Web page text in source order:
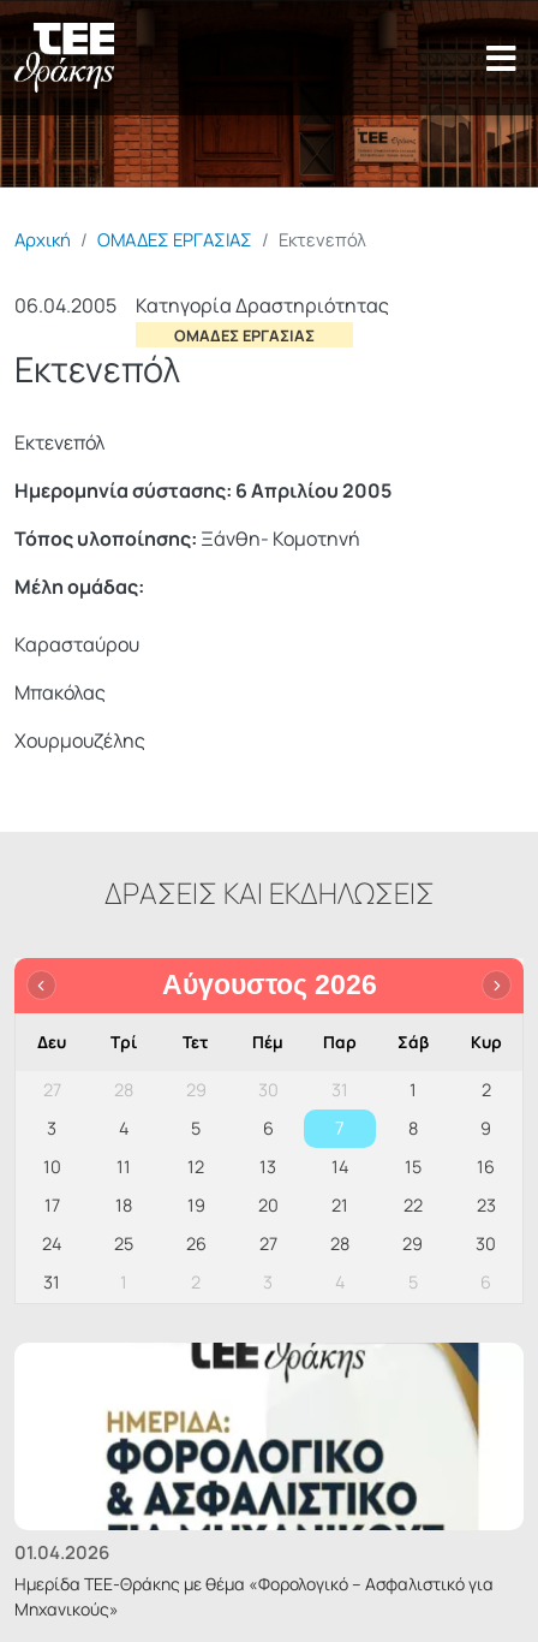
Παράκαμψη προς το κυρίως
Αρχική ΟΜΑΔΕΣ ΕΡΓΑΣΙΑΣ Εκτενεπόλ
06.04.2005 Κατηγορία Δραστηριότητας
ΟΜΑΔΕΣ ΕΡΓΑΣΙΑΣ
Εκτενεπόλ
Εκτενεπόλ
Ημερομηνία σύστασης: 6 Απριλίου 2005
Τόπος υλοποίησης: Ξάνθη- Κομοτηνή
Μέλη ομάδας:
Καρασταύρου
Μπακόλας
Χουρμουζέλης
ΔΡΑΣΕΙΣ ΚΑΙ ΕΚΔΗΛΩΣΕΙΣ
01.04.2026
Ημερίδα ΤΕΕ-Θράκης με θέμα «Φορολογικό – Ασφαλιστικό για
Μηχανικούς»
Αύγουστος 2026
Δευ Τρί Τετ Πέμ Παρ Σάβ Κυρ
27 28 29 30 31 1
2
3
4 5 6 7 8
9
10
11 12 13 14 15
16
17
18 19 20 21 22
23
24
25 26 27 28 29
30
31
1 2 3 4 5 6